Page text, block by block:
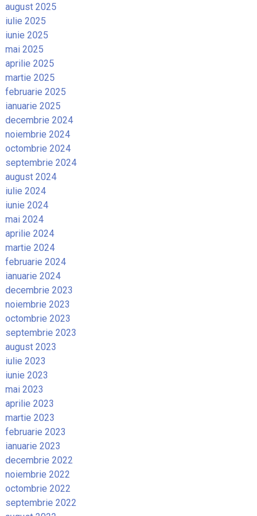
august 2025
iulie 2025
iunie 2025
mai 2025
aprilie 2025
martie 2025
februarie 2025
ianuarie 2025
decembrie 2024
noiembrie 2024
octombrie 2024
septembrie 2024
august 2024
iulie 2024
iunie 2024
mai 2024
aprilie 2024
martie 2024
februarie 2024
ianuarie 2024
decembrie 2023
noiembrie 2023
octombrie 2023
septembrie 2023
august 2023
iulie 2023
iunie 2023
mai 2023
aprilie 2023
martie 2023
februarie 2023
ianuarie 2023
decembrie 2022
noiembrie 2022
octombrie 2022
septembrie 2022